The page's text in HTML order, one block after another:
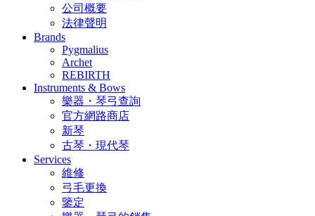
公司概要
法律聲明
Brands
Pygmalius
Archet
REBIRTH
Instruments & Bows
樂器・琴弓查詢
官方網路商店
新琴
古琴・現代琴
Services
維修
弓毛更換
鑒定